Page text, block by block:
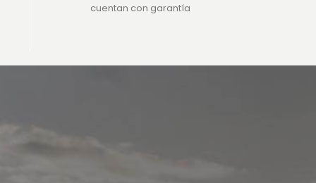
cuentan con garantía